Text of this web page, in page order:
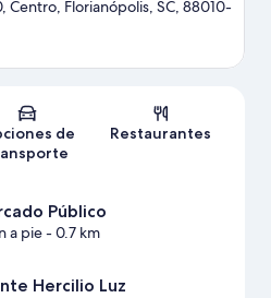
Centro, Florianópolis, SC, 88010-
de
Restaurantes
Público
a pie- 0.7 km
Hercilio Luz